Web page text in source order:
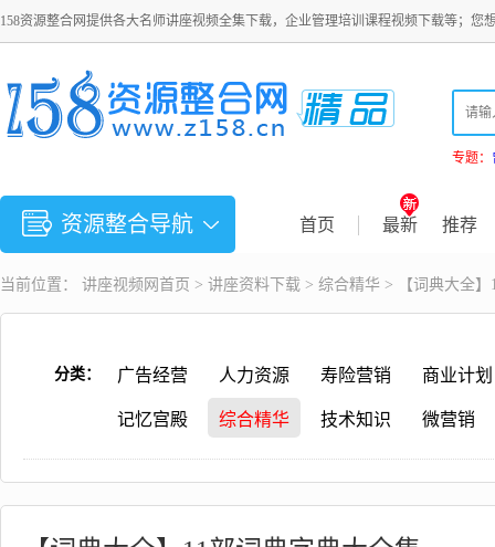
158资源整合网提供各大名师讲座视频全集下载，企业管理培训课程视频下载等；您
专题：
资源整合导航 首页 最新 推荐
当前位置： 讲座视频 网首页 > 讲座资料下载 > 综合精华 > 【词典大全
分类： 广告经营 人力资源 寿险营销 商业计划
记忆宫殿 综合精华 技术知识 微营销